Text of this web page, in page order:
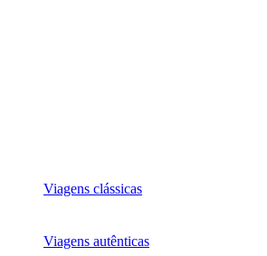
Viagens clássicas
Viagens autênticas